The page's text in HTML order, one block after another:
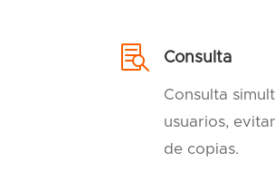
 Consulta
Consulta
usuarios,
de copias.